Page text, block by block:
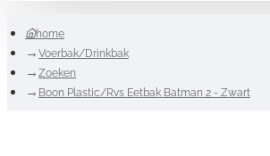
home
Voerbak/Drinkbak
Zoeken
Boon Plastic/Rvs Eetbak Batman 2 - Zwart